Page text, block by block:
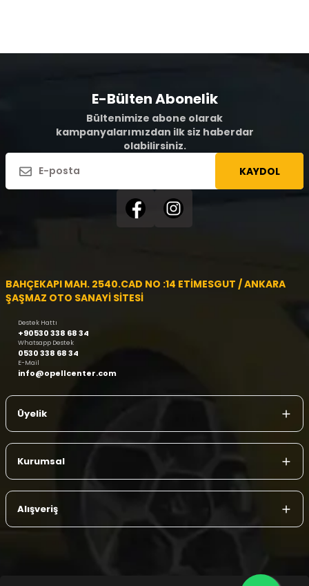
E-Bülten Abonelik
Bültenimize abone olarak
kampanyalarımızdan ilk siz haberdar
olabilirsiniz.
KAYDOL
BAHÇEKAPI MAH. 2540.CAD NO :14 ETİMESGUT / ANKARA
ŞAŞMAZ OTO SANAYİ SİTESİ
Destek Hattı
+90530 338 68 34
Whatsapp Destek
0530 338 68 34
E-Mail
info@opellcenter.com
Üyelik
Kurumsal
Alışveriş